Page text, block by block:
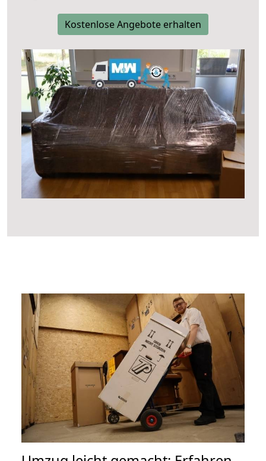
Kostenlose Angebote erhalten